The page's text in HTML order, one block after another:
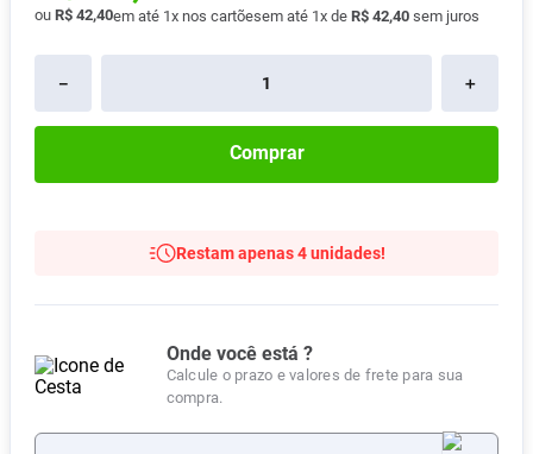
ou R$ 42,40em até 1x nos cartõesem até 1x de R$ 42,40 sem juros
＋
－
Comprar
Restam apenas 4 unidades!
Onde você está ?
Calcule o prazo e valores de frete para sua
compra.